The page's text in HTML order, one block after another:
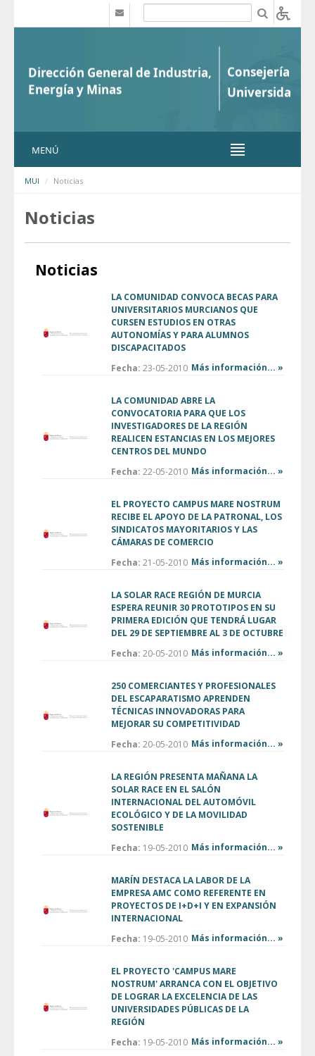
MENÚ
MUI Noticias
Noticias
Noticias
LA COMUNIDAD CONVOCA BECAS PARA
UNIVERSITARIOS MURCIANOS QUE
CURSEN ESTUDIOS EN OTRAS
AUTONOMÍAS Y PARA ALUMNOS
DISCAPACITADOS
Fecha: 23-05-2010 Más información... »
LA COMUNIDAD ABRE LA
CONVOCATORIA PARA QUE LOS
INVESTIGADORES DE LA REGIÓN
REALICEN ESTANCIAS EN LOS MEJORES
CENTROS DEL MUNDO
Fecha: 22-05-2010 Más información... »
EL PROYECTO CAMPUS MARE NOSTRUM
RECIBE EL APOYO DE LA PATRONAL, LOS
SINDICATOS MAYORITARIOS Y LAS
CÁMARAS DE COMERCIO
Fecha: 21-05-2010 Más información... »
LA SOLAR RACE REGIÓN DE MURCIA
ESPERA REUNIR 30 PROTOTIPOS EN SU
PRIMERA EDICIÓN QUE TENDRÁ LUGAR
DEL 29 DE SEPTIEMBRE AL 3 DE OCTUBRE
Fecha: 20-05-2010 Más información... »
250 COMERCIANTES Y PROFESIONALES
DEL ESCAPARATISMO APRENDEN
TÉCNICAS INNOVADORAS PARA
MEJORAR SU COMPETITIVIDAD
Fecha: 20-05-2010 Más información... »
LA REGIÓN PRESENTA MAÑANA LA
SOLAR RACE EN EL SALÓN
INTERNACIONAL DEL AUTOMÓVIL
ECOLÓGICO Y DE LA MOVILIDAD
SOSTENIBLE
Fecha: 19-05-2010 Más información... »
MARÍN DESTACA LA LABOR DE LA
EMPRESA AMC COMO REFERENTE EN
PROYECTOS DE I+D+I Y EN EXPANSIÓN
INTERNACIONAL
Fecha: 19-05-2010 Más información... »
EL PROYECTO 'CAMPUS MARE
NOSTRUM' ARRANCA CON EL OBJETIVO
DE LOGRAR LA EXCELENCIA DE LAS
UNIVERSIDADES PÚBLICAS DE LA
REGIÓN
Fecha: 19-05-2010 Más información... »